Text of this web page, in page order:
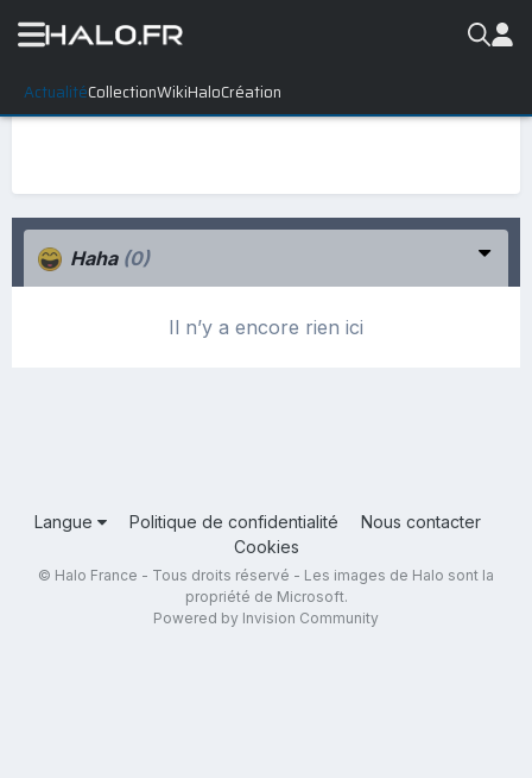
ActualitéCollectionWikiHaloCréation
Haha (0)
Il n’y a encore rien ici
Langue Politique de confidentialité
Nous contacter
Cookies
© Halo France - Tous droits réservé - Les images de Halo sont la
propriété de Microsoft.
Powered by Invision Community